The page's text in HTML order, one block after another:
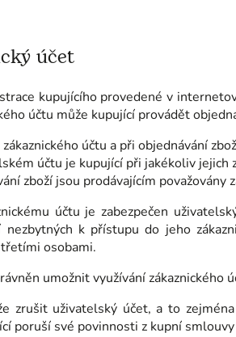
účet
kupujícího provedené v
účtu může kupující provádět
účtu a při objednávání
účtu je kupující při jakékoliv
zboží jsou prodávajícím považovány
účtu je zabezpečen
k přístupu do jeho
osobami.
umožnit využívání zákaznického
zrušit uživatelský účet, a to
poruší své povinnosti z kupní